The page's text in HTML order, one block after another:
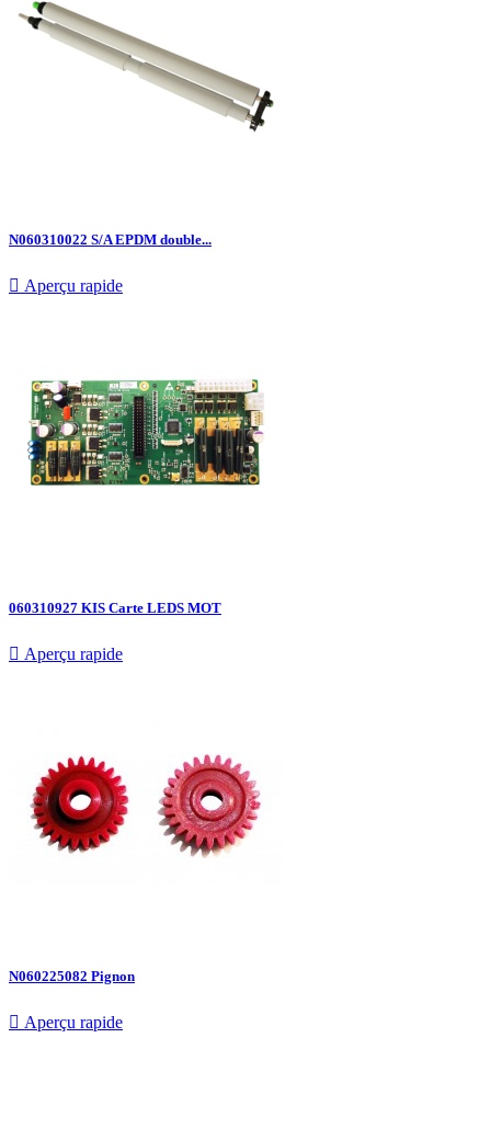
N060310022 S/A EPDM double...
 Aperçu rapide
060310927 KIS Carte LEDS MOT
 Aperçu rapide
N060225082 Pignon
 Aperçu rapide